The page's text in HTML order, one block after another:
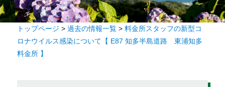
トップページ >過去の情報一覧 >料金所スタッフの新型コ
ロナウイルス感染について【 E87 知多半島道路 東浦知多
料金所 】